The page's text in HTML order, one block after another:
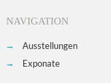
NAVIGATION
Ausstellungen
Exponate